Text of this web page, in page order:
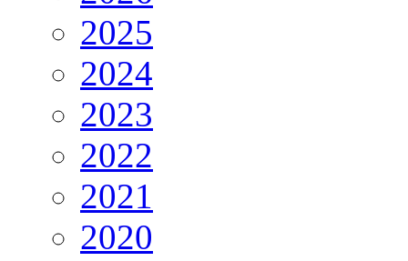
2025
2024
2023
2022
2021
2020